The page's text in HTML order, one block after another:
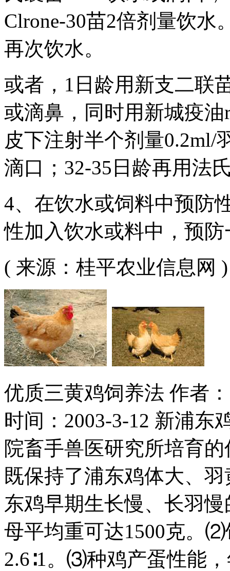
Clrone-30苗2倍剂量饮水
再次饮水。
或者，1日龄用新支二联
或滴鼻，同时用新城疫
皮下注射半个剂量0.2ml/
滴口；32-35日龄再用法
4、在饮水或饲料中预防
性加入饮水或料中，预
( 来源：桂平农业信息网 )
优质三黄鸡饲养法 作者
时间：2003-3-12 新浦东
院畜手兽医研究所培育
既保持了浦东鸡体大、
东鸡早期生长慢、长羽
母平均重可达1500克。
2.6∶1。⑶种鸡产蛋性能